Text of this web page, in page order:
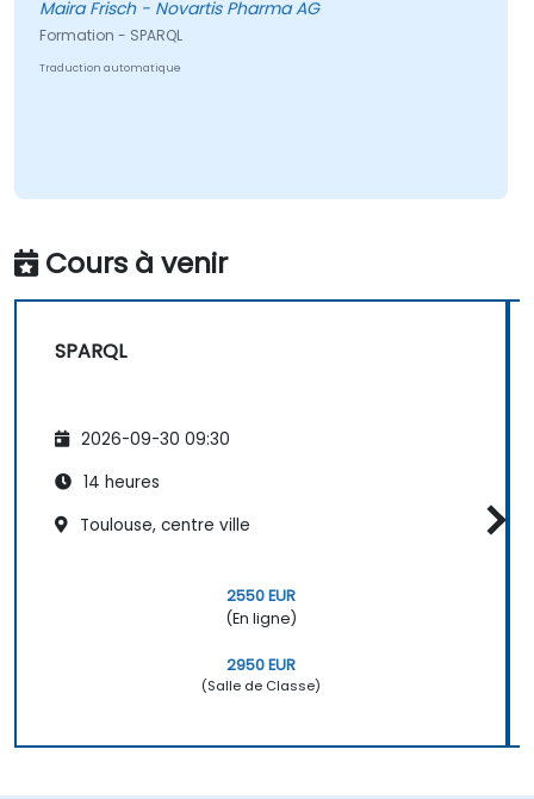
Maira Frisch - Novartis Pharma AG
Formation - SPARQL
Traduction automatique
Cours à venir
SPARQL
2026-09-30 09:30
14 heures
Toulouse, centre ville
2550 EUR
(En ligne)
2950 EUR
(Salle de Classe)